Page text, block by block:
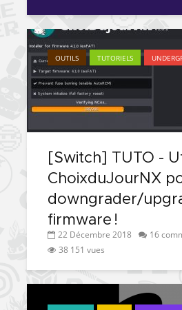
OUTILS TUTORIELS
[Switch] TUTO -
ChoixduJourNX
downgrader/
firmware !
22 Décembre 2018
16
38 151 vues